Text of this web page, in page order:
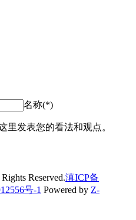
名称(*)
发表您的看法和观点。
Reserved.滇ICP备
号-1 Powered by Z-